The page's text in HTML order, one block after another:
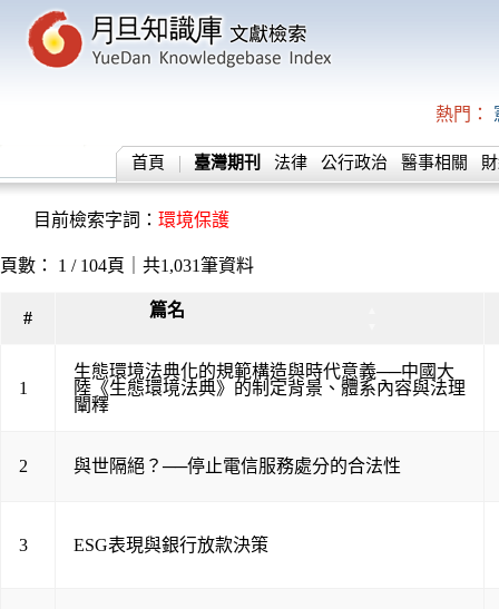
熱門：
首頁 臺灣期刊 法律 公行政治 醫事相關
目前檢索字詞： 環境保護
頁數： 1 / 104頁｜共1,031筆資料
# 篇名
1
生態環境法典化的規範構造與時代意義──中國大
陸《生態環境法典》的制定背景、體系內容與法理
闡釋
2 與世隔絕？──停止電信服務處分的合法性
3 ESG表現與銀行放款決策